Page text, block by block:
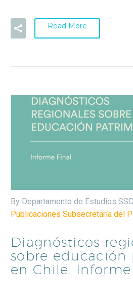
Read More
By Departamento de Estudios
Publicaciones Subsecretaría del
Diagnósticos
sobre
en Chile.